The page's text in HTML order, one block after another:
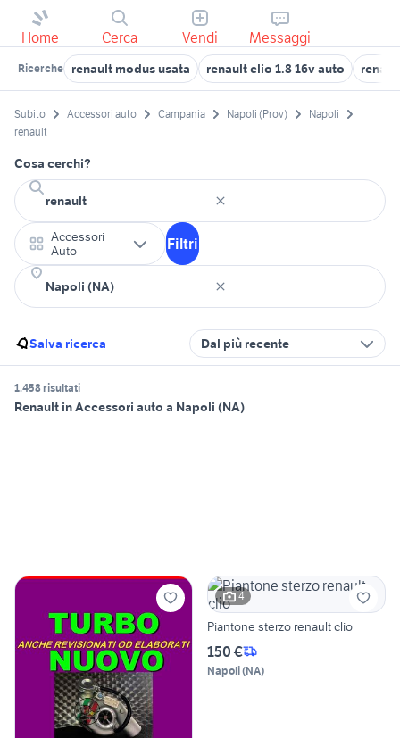
Home Cerca Vendi Messaggi
Ricerche renault modus usata renault clio 1.8 16v auto
Subito Accessori auto Campania Napoli (Prov)
Napoli
renault
Cosa cerchi?
Accessori
Auto
Filtri
Salva ricerca Dal più recente
1.458 risultati
Renault in Accessori auto a Napoli (NA)
4
Piantone sterzo renault clio
150 €
Napoli(NA)